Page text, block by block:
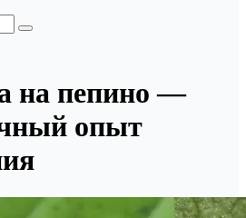
на пепино —
опыт